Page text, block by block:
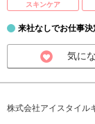
スキンケア
来社なしでお仕事決
気に
株式会社アイスタイル